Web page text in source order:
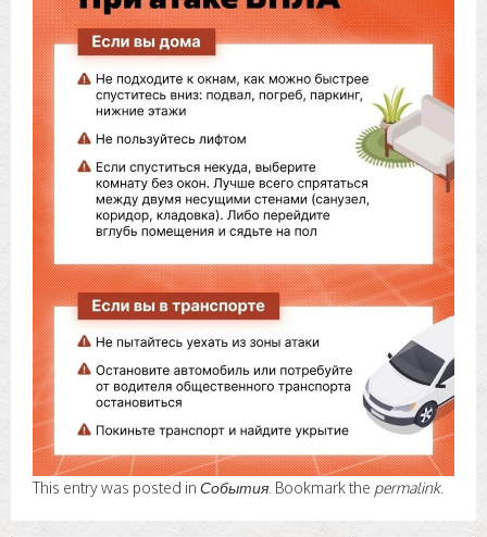
This entry was posted in События . Bookmark the permalink.